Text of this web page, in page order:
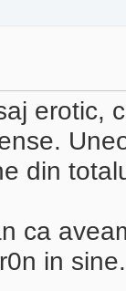
erotic,
din
ca
in sine.